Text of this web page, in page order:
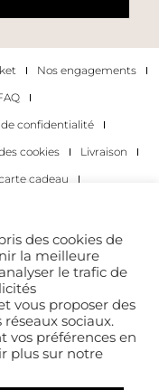
Nos engagements
confidentialité
cookies
Livraison
cadeau
Pour les particuliers
Champmarket.
des cookies de
la meilleure
le trafic de
vous proposer des
sociaux.
vos préférences en
plus sur notre